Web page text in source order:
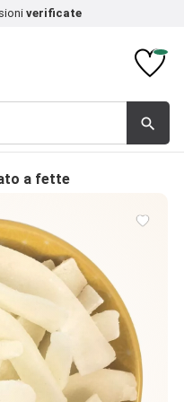
verificate
search
a fette
